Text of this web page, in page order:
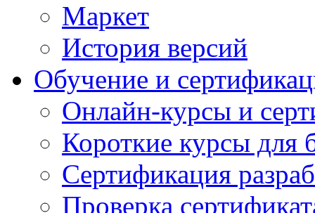
Маркет
История версий
Обучение и
Онлайн-курсы и
Короткие курсы для
Сертификация
Проверка